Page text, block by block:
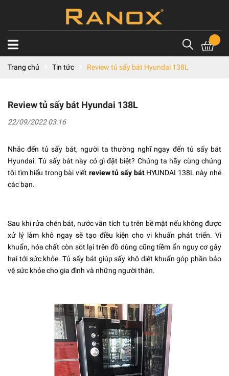
Trang chủ Tin tức Review tủ sấy bát Hyundai 138L
Review tủ sấy bát Hyundai 138L
22/09/2022 03:16
Nhắc đến tủ sấy bát, người ta thường nghĩ ngay đến tủ sấy bát
Hyundai. Tủ sấy bát này có gì đặt biệt? Chúng ta hãy cùng chúng
tôi tìm hiểu trong bài viết review tủ sấy bátHYUNDAI 138L này nhé
các bạn.
Sau khi rửa chén bát, nước vẫn tích tụ trên bề mặt nếu không được
xử lý làm khô ngay sẽ tạo điều kiện cho vi khuẩn phát triển. Vi
khuẩn, hóa chất còn sót lại trên đồ dùng cũng tiềm ẩn nguy cơ gây
hại tới sức khỏe. Tủ sấy bát giúp sấy khô diệt khuẩn góp phần bảo
vệ sức khỏe cho gia đình và những người thân.